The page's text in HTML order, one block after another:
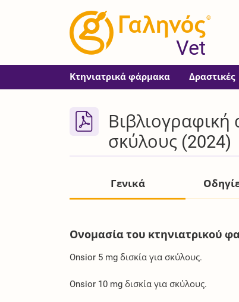
®
Vet
Κτηνιατρικά φάρμακα Δραστικές
Βιβλιογραφική
σκύλους (2024)
Γενικά
Ονομασία του κτηνιατρικού
Onsior 5 mg δισκία για σκύλους.
Onsior 10 mg δισκία για σκύλους.